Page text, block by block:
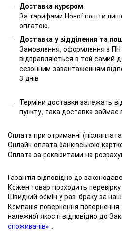
Доставка курєром
За тарифами Нової пошти
оплатою.
Доставка у відділення та
Замовлення, оформлення з
відправляються в той самий
сезонним завантаженням
3 днів
Терміни доставки залежать
пункту, така доставка займає
Оплата при отриманні
Онлайн оплата банківською
Оплата за реквізитами на
Гарантія відповідно до
Кожен товар проходить
Швидкий обмін у разі браку за
Компанія повернення повернення
належної якості відповідно до
споживачів» .